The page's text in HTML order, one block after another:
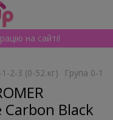
на сайті!
2-3 (0-52 кг) Група 0-1-
Carbon Black